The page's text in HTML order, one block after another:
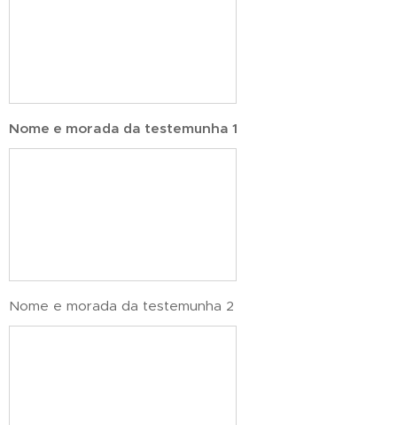
Nome e morada da testemunha 1
Nome e morada da testemunha 2